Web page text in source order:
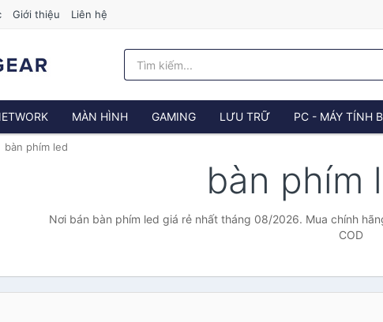
Giới thiệu Liên hệ
MÀN HÌNH GAMING LƯU TRỮ PC - MÁY TÍNH
bàn phím led
bàn phím
Nơi bán bàn phím led giá rẻ nhất tháng 08/2026. Mua chính
COD